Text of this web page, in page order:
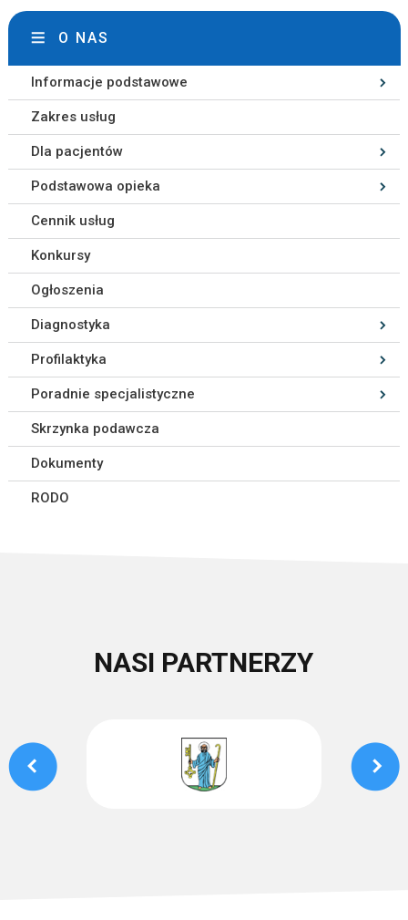
O NAS
Informacje podstawowe
Zakres usług
Dla pacjentów
Podstawowa opieka
Cennik usług
Konkursy
Ogłoszenia
Diagnostyka
Profilaktyka
Poradnie specjalistyczne
Skrzynka podawcza
Dokumenty
RODO
NASI PARTNERZY